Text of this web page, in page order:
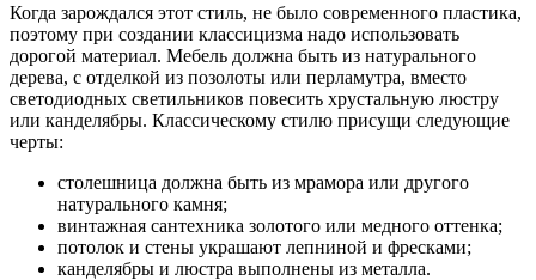
Когда зарождался этот стиль, не было современного пластика,
поэтому при создании классицизма надо использовать
дорогой материал. Мебель должна быть из натурального
дерева, с отделкой из позолоты или перламутра, вместо
светодиодных светильников повесить хрустальную люстру
или канделябры. Классическому стилю присущи следующие
черты:
столешница должна быть из мрамора или другого
натурального камня;
винтажная сантехника золотого или медного оттенка;
потолок и стены украшают лепниной и фресками;
канделябры и люстра выполнены из металла.